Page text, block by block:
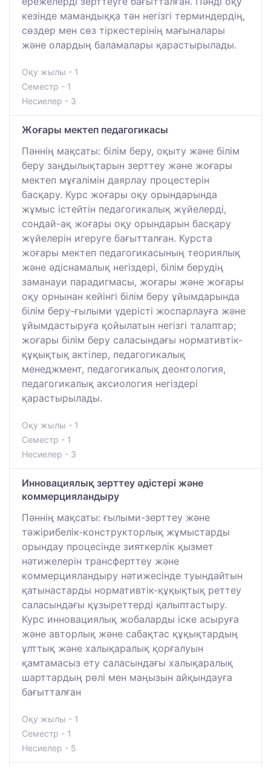
кезінде мамандыққа тән негізгі терминдердің,
сөздер мен сөз тіркестерінің мағыналары
және олардың баламалары қарастырылады.
Оқу жылы - 1
Семестр - 1
Несиелер - 3
Жоғары мектеп педагогикасы
Пәннің мақсаты: білім беру, оқыту және білім
беру заңдылықтарын зерттеу және жоғары
мектеп мұғалімін даярлау процестерін
басқару. Курс жоғары оқу орындарында
жұмыс істейтін педагогикалық жүйелерді,
сондай-ақ жоғары оқу орындарын басқару
жүйелерін игеруге бағытталған. Курста
жоғары мектеп педагогикасының теориялық
және әдіснамалық негіздері, білім берудің
заманауи парадигмасы, жоғары және жоғары
оқу орнынан кейінгі білім беру ұйымдарында
білім беру-ғылыми үдерісті жоспарлауға және
ұйымдастыруға қойылатын негізгі талаптар;
жоғары білім беру саласындағы нормативтік-
құқықтық актілер, педагогикалық
менеджмент, педагогикалық деонтология,
педагогикалық аксиология негіздері
қарастырылады.
Оқу жылы - 1
Семестр - 1
Несиелер - 3
Инновациялық зерттеу әдістері және
коммерцияландыру
Пәннің мақсаты: ғылыми-зерттеу және
тәжірибелік-конструкторлық жұмыстарды
орындау процесінде зияткерлік қызмет
нәтижелерін трансферттеу және
коммерцияландыру нәтижесінде туындайтын
қатынастарды нормативтік-құқықтық реттеу
саласындағы құзыреттерді қалыптастыру.
Курс инновациялық жобаларды іске асыруға
және авторлық және сабақтас құқықтардың
ұлттық және халықаралық қорғалуын
қамтамасыз ету саласындағы халықаралық
шарттардың рөлі мен маңызын айқындауға
бағытталған
Оқу жылы - 1
Семестр - 1
Несиелер - 5